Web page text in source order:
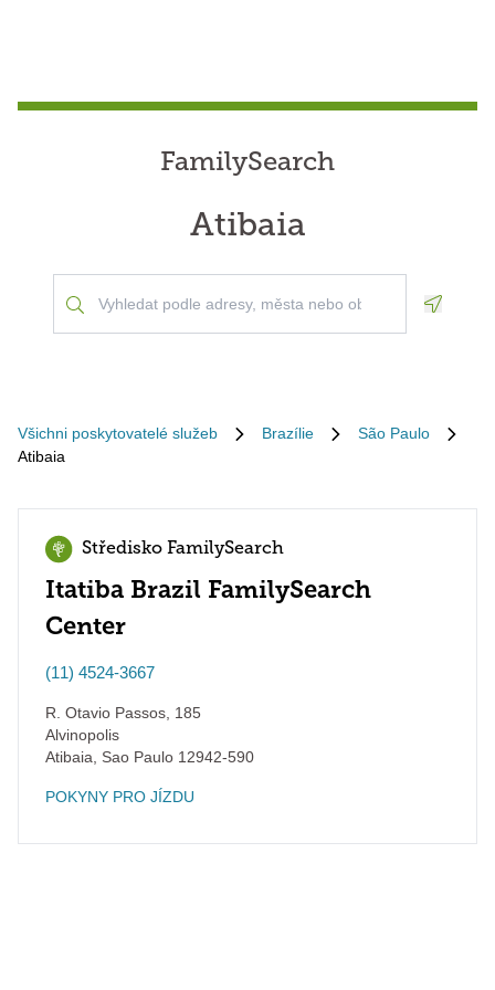
FamilySearch
Atibaia
Všichni poskytovatelé služeb Brazílie
São Paulo
Atibaia
Středisko FamilySearch
Itatiba Brazil FamilySearch
Center
(11) 4524-3667
R. Otavio Passos, 185
Alvinopolis
Atibaia
Sao Paulo 12942-590
POKYNY PRO JÍZDU